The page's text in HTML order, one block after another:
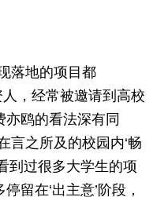
落地的项目都
人，经常被邀请到高校
鸥的看法深有同
言之所及的校园内‘畅
到过很多大学生的项
留在‘出主意’阶段，